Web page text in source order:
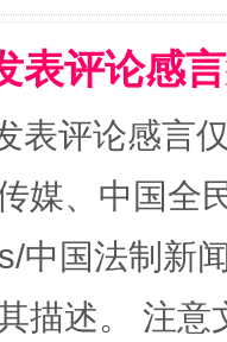
从幼
表评论感
表评论感言
媒、中国全
中国法制新
描述。 注